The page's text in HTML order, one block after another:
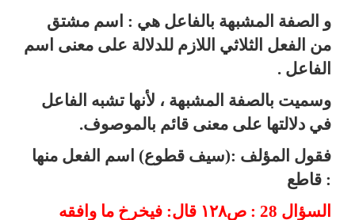
و الصفة المشبهة بالفاعل هي : اسم مشتق
من الفعل الثلاثي اللازم للدلالة على معنى اسم
الفاعل .
وسميت بالصفة المشبهة ، لأنها تشبه الفاعل
في دلالتها على معنى قائم بالموصوف.
فقول المؤلف :(سيف قطوع) اسم الفعل منها
: قاطع
السؤال 28 : ص١٢٨ قال: فيخرخ ما وافقه